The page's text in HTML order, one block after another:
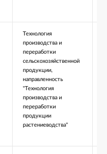
Технология
производства и
переработки
сельскохозяйственной
продукции,
направленность
"Технология
производства и
переработки
продукции
растениеводства"